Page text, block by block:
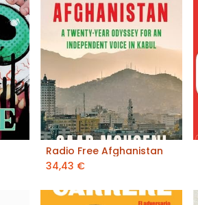
ajouter au panier
Radio Free Afghanistan
34,43 €